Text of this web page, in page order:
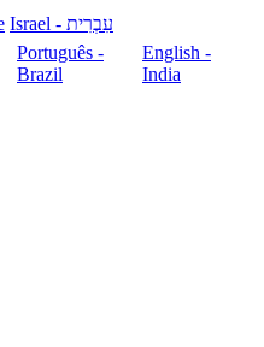
עִבְרִית - Israel
Português -
Brazil
English -
India